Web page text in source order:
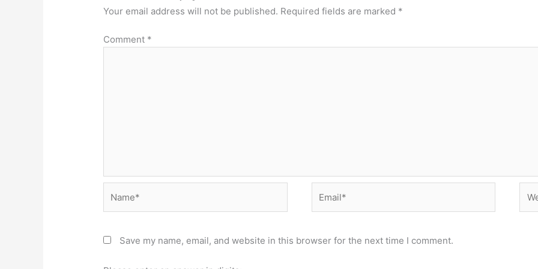
Your email address will not be published. Required fields are marked *
Comment *
Save my name, email, and website in this browser for the next time I comment.